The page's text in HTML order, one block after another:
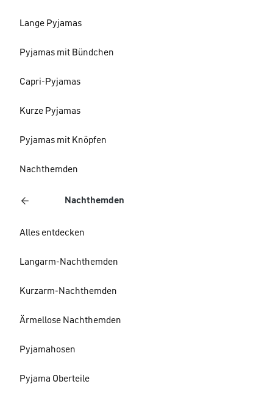
Lange Pyjamas
Pyjamas mit Bündchen
Capri-Pyjamas
Kurze Pyjamas
Pyjamas mit Knöpfen
Nachthemden
Nachthemden
Alles entdecken
Langarm-Nachthemden
Kurzarm-Nachthemden
Ärmellose Nachthemden
Pyjamahosen
Pyjama Oberteile